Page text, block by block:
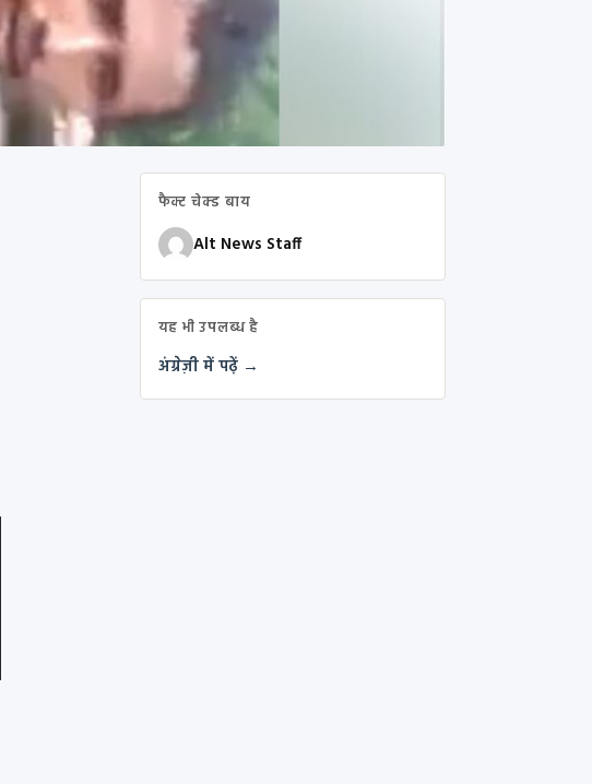
फैक्ट चेक्ड बाय
Alt News Staff
यह भी उपलब्ध है
अंग्रेज़ी में पढ़ें →